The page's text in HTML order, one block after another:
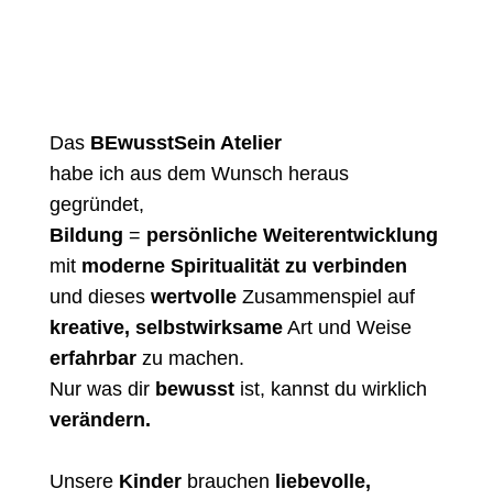
DasBEwusstSein Atelier
habe ich aus dem Wunsch heraus
gegründet,
Bildung = persönliche Weiterentwicklung
mit moderne Spiritualität zu verbinden
und dieses wertvolleZusammenspiel auf
kreative, selbstwirksameArt und Weise
erfahrbarzu machen.
Nur was dir bewusstist, kannst du wirklich
verändern.
Unsere Kinderbrauchen liebevolle,